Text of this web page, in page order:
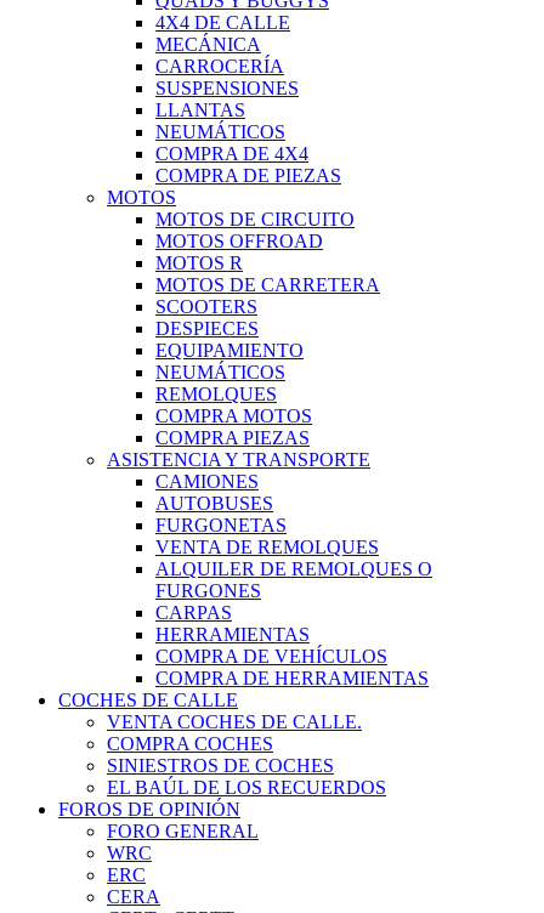
4X4 DE CALLE
MECÁNICA
CARROCERÍA
SUSPENSIONES
LLANTAS
NEUMÁTICOS
COMPRA DE 4X4
COMPRA DE PIEZAS
MOTOS
MOTOS DE CIRCUITO
MOTOS OFFROAD
MOTOS R
MOTOS DE CARRETERA
SCOOTERS
DESPIECES
EQUIPAMIENTO
NEUMÁTICOS
REMOLQUES
COMPRA MOTOS
COMPRA PIEZAS
ASISTENCIA Y TRANSPORTE
CAMIONES
AUTOBUSES
FURGONETAS
VENTA DE REMOLQUES
ALQUILER DE REMOLQUES O
FURGONES
CARPAS
HERRAMIENTAS
COMPRA DE VEHÍCULOS
COMPRA DE HERRAMIENTAS
COCHES DE CALLE
VENTA COCHES DE CALLE.
COMPRA COCHES
SINIESTROS DE COCHES
EL BAÚL DE LOS RECUERDOS
FOROS DE OPINIÓN
FORO GENERAL
WRC
ERC
CERA